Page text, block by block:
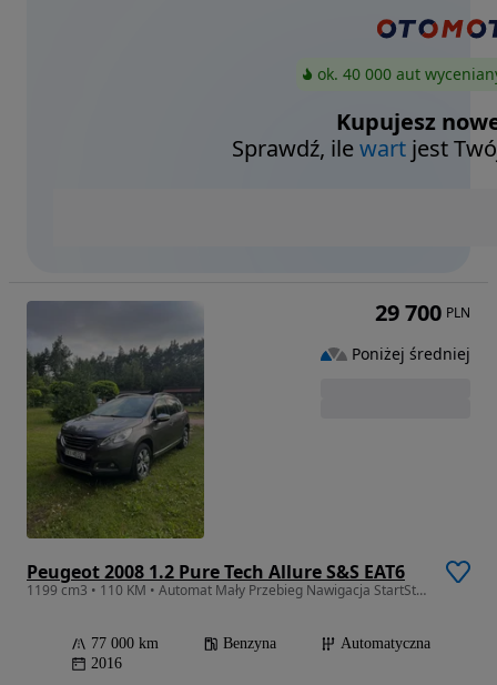
ok. 40 000 aut
Kupujesz
Sprawdź, ilewart jest
Peugeot 2008 1.2 Pure Tech Allure S&S EAT6
1199 cm3 • 110 KM • Automat Mały Przebieg Nawigacja StartStop Zadbany
77 000 km Benzyna
Automatyczna
2016
29 700 PLN
Poniżej średniej